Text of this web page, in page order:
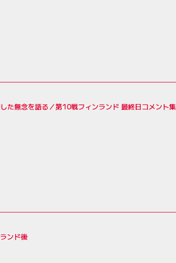
た無念を語る／第10戦フィンランド 最終日コメント集
ンド後